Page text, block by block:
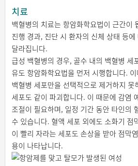
치료
백혈병의 치료는 항암화학요법이 근간이
진행 경과, 진단 시 환자의 신체 상태 등
달라집니다.
급성 백혈병의 경우, 골수 내의 백혈병 세
유도 항암화학요법을 먼저 시행합니다.
백혈병 세포만을 선택적으로 제거하지 못
세포도 같이 파괴합니다. 이 때문에 감염
조절이 필요하며, 일정 기간 동안 타인의
수 있습니다. 혈액 세포 외에도 소화기 점
이 빨리 자라는 세포도 손상을 받아 점막
용이 나타납니다.